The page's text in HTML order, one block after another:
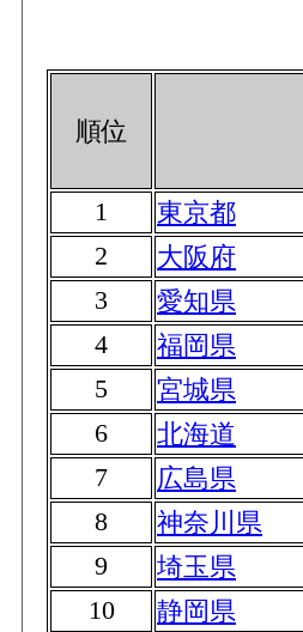
順位
1
東京都
2
大阪府
3
愛知県
4
福岡県
5
宮城県
6
北海道
7
広島県
8
神奈川県
9
埼玉県
10
静岡県